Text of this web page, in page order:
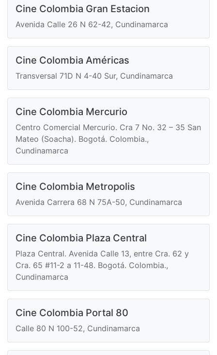
Cine Colombia Gran Estacion
Avenida Calle 26 N 62-42, Cundinamarca
Cine Colombia Américas
Transversal 71D N 4-40 Sur, Cundinamarca
Cine Colombia Mercurio
Centro Comercial Mercurio. Cra 7 No. 32 – 35 San
Mateo (Soacha). Bogotá. Colombia.,
Cundinamarca
Cine Colombia Metropolis
Avenida Carrera 68 N 75A-50, Cundinamarca
Cine Colombia Plaza Central
Plaza Central. Avenida Calle 13, entre Cra. 62 y
Cra. 65 #11-2 a 11-48. Bogotá. Colombia.,
Cundinamarca
Cine Colombia Portal 80
Calle 80 N 100-52, Cundinamarca